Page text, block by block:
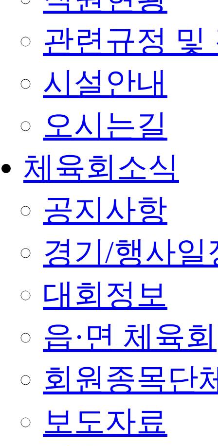
관련규정 및
시설안내
오시는길
체육회소식
공지사항
경기/행사일
대회정보
읍·면 체육회
회원종목단
보도자료